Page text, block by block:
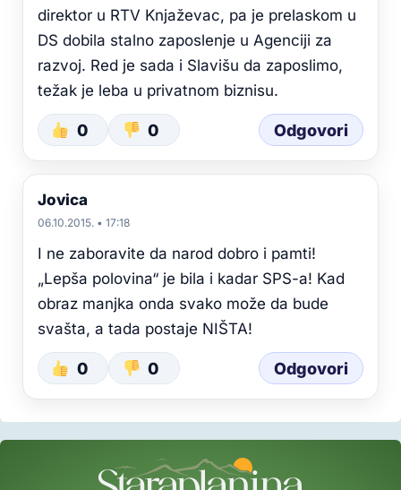
direktor u RTV Knjaževac, pa je prelaskom u
DS dobila stalno zaposlenje u Agenciji za
razvoj. Red je sada i Slavišu da zaposlimo,
težak je leba u privatnom biznisu.
0 0 Odgovori
Jovica
06.10.2015. • 17:18
I ne zaboravite da narod dobro i pamti!
„Lepša polovina“ je bila i kadar SPS-a! Kad
obraz manjka onda svako može da bude
svašta, a tada postaje NIŠTA!
0 0 Odgovori